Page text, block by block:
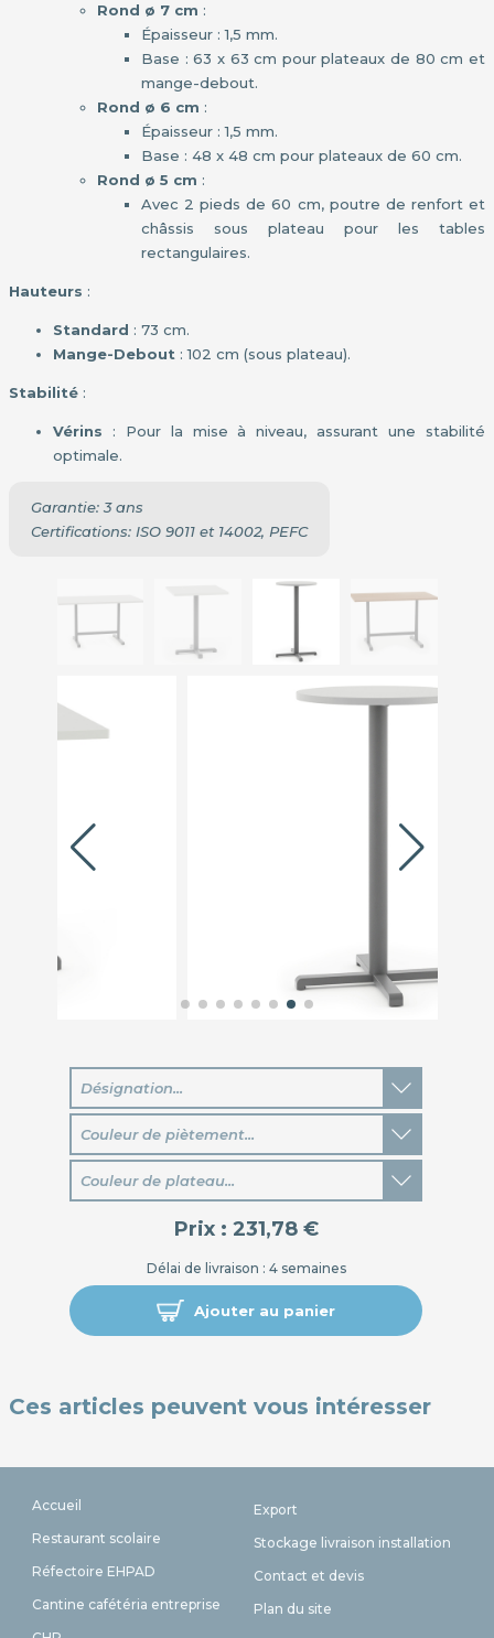
Rond ø 7 cm :
Épaisseur : 1,5 mm.
Base : 63 x 63 cm pour plateaux de 80 cm et
mange-debout.
Rond ø 6 cm :
Épaisseur : 1,5 mm.
Base : 48 x 48 cm pour plateaux de 60 cm.
Rond ø 5 cm :
Avec 2 pieds de 60 cm, poutre de renfort et
châssis sous plateau pour les tables
rectangulaires.
Hauteurs :
Standard : 73 cm.
Mange-Debout : 102 cm (sous plateau).
Stabilité :
Vérins : Pour la mise à niveau, assurant une stabilité
optimale.
Garantie: 3 ans
Certifications: ISO 9011 et 14002, PEFC
Désignation...
Couleur de piètement...
Couleur de plateau...
Prix : 231,78 €
Délai de livraison : 4 semaines
Ajouter au panier
Ces articles peuvent vous intéresser
Accueil
Restaurant scolaire
Réfectoire EHPAD
Cantine cafétéria entreprise
Export
Stockage livraison installation
Contact et devis
Plan du site